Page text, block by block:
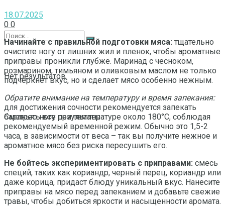
Нет результатов
Смотреть все результаты
18.07.2025
0 0
Начинайте с правильной подготовки мяса: тщательно
очистите ногу от лишних жил и пленок, чтобы ароматные
приправы проникли глубже. Маринад с чесноком,
розмарином, тимьяном и оливковым маслом не только
подчеркнет вкус, но и сделает мясо особенно нежным.
Обратите внимание на температуру и время запекания:
для достижения сочности рекомендуется запекать
баранью ногу при температуре около 180°C, соблюдая
рекомендуемый временной режим. Обычно это 1,5-2
часа, в зависимости от веса – так вы получите нежное и
ароматное мясо без риска пересушить его.
Не бойтесь экспериментировать с приправами: смесь
специй, таких как кориандр, черный перец, кориандр или
даже корица, придаст блюду уникальный вкус. Нанесите
приправы на мясо перед запеканием и добавьте свежие
травы, чтобы добиться яркости и насыщенности аромата.